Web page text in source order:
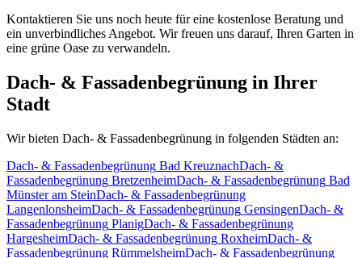
Kontaktieren Sie uns noch heute für eine kostenlose Beratung und
ein unverbindliches Angebot. Wir freuen uns darauf, Ihren Garten in
eine grüne Oase zu verwandeln.
Dach- & Fassadenbegrünung in Ihrer
Stadt
Wir bieten Dach- & Fassadenbegrünung in folgenden Städten an:
Dach- & Fassadenbegrünung Bad KreuznachDach- &
Fassadenbegrünung BretzenheimDach- & Fassadenbegrünung Bad
Münster am SteinDach- & Fassadenbegrünung
LangenlonsheimDach- & Fassadenbegrünung GensingenDach- &
Fassadenbegrünung PlanigDach- & Fassadenbegrünung
HargesheimDach- & Fassadenbegrünung RoxheimDach- &
Fassadenbegrünung RümmelsheimDach- & Fassadenbegrünung